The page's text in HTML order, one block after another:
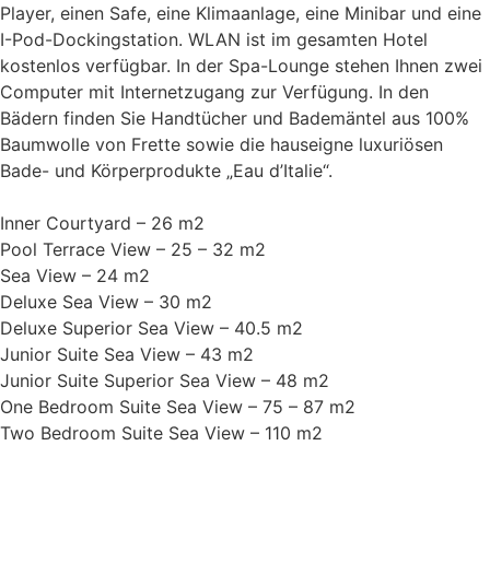
Player, einen Safe, eine Klimaanlage, eine Minibar und eine
I-Pod-Dockingstation. WLAN ist im gesamten Hotel
kostenlos verfügbar. In der Spa-Lounge stehen Ihnen zwei
Computer mit Internetzugang zur Verfügung. In den
Bädern finden Sie Handtücher und Bademäntel aus 100%
Baumwolle von Frette sowie die hauseigne luxuriösen
Bade- und Körperprodukte „Eau d’Italie“.
Inner Courtyard – 26 m2
Pool Terrace View – 25 – 32 m2
Sea View – 24 m2
Deluxe Sea View – 30 m2
Deluxe Superior Sea View – 40.5 m2
Junior Suite Sea View – 43 m2
Junior Suite Superior Sea View – 48 m2
One Bedroom Suite Sea View – 75 – 87 m2
Two Bedroom Suite Sea View – 110 m2